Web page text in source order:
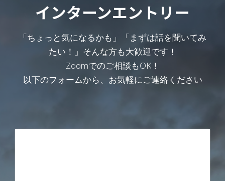
インターンエントリー
「ちょっと気になるかも」「まずは話を聞いてみ
たい！」そんな方も大歓迎です！
Zoomでのご相談もOK！
以下のフォームから、お気軽にご連絡ください